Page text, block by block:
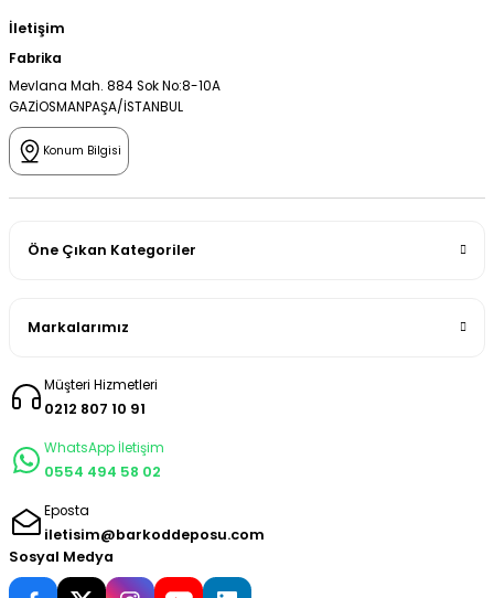
İletişim
Fabrika
Mevlana Mah. 884 Sok No:8-10A
GAZİOSMANPAŞA/İSTANBUL
Konum Bilgisi
Öne Çıkan Kategoriler
Markalarımız
Müşteri Hizmetleri
0212 807 10 91
WhatsApp İletişim
0554 494 58 02
Eposta
iletisim@barkoddeposu.com
Sosyal Medya